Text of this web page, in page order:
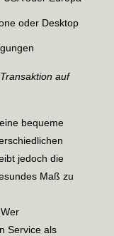
oder Desktop
auf
bequeme
jedoch die
Maß zu
Service als